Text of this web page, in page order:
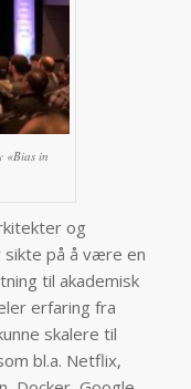
«Bias in
og
på å være en
til akademisk
erfaring fra
skalere til
bl.a. Netflix,